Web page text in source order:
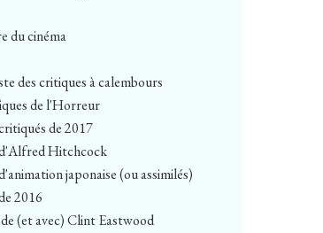
du cinéma
des critiques à calembours
de l'Horreur
de 2017
Hitchcock
japonaise (ou assimilés)
2016
(et avec) Clint Eastwood